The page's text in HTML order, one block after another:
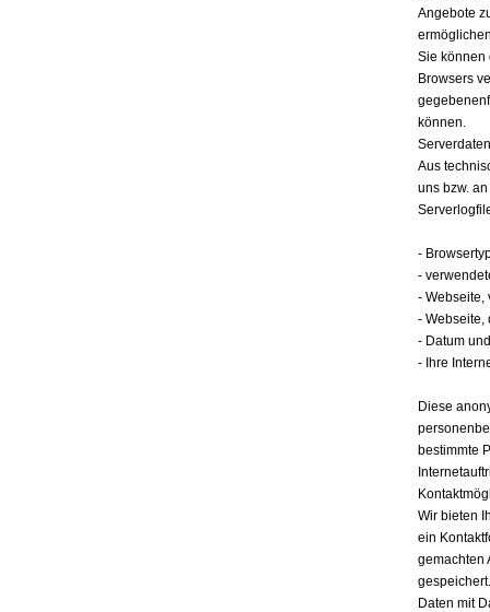
Angebote
Sie können
Browsers
können.
Serverdaten
Aus
uns bzw.
-
-
- Webseite,
- Webseite,
- Datum
- Ihre
Diese
bestimmte
Wir bieten
ein
gemachten
Daten mit